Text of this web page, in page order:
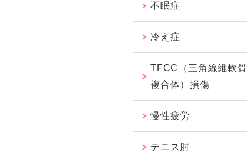
不眠症
冷え症
TFCC（三角線維軟骨
複合体）損傷
慢性疲労
テニス肘